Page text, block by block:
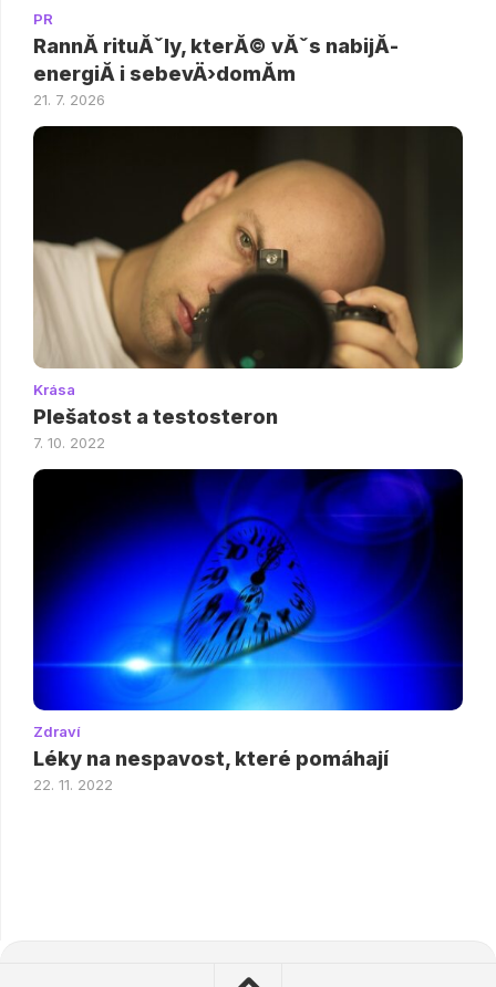
PR
RannĂ­ rituĂˇly, kterĂ© vĂˇs nabijĂ­
energiĂ­ i sebevÄ›domĂ­m
21. 7. 2026
Krása
Plešatost a testosteron
7. 10. 2022
Zdraví
Léky na nespavost, které pomáhají
22. 11. 2022